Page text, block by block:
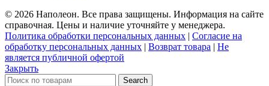
© 2026 Наполеон. Все права защищены. Информация на сайте
справочная. Цены и наличие уточняйте у менеджера.
Политика обработки персональных данных | Согласие на
обработку персональных данных | Возврат товара | Не
является публичной офертой
Закрыть
Search